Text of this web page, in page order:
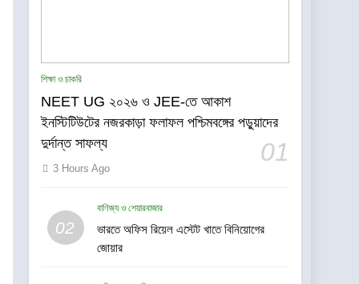
শিক্ষা ও চাকরি
NEET UG ২০২৬ ও JEE-তে আকাশ
ইনস্টিটিউটের নজরকাড়া ফলাফল পশ্চিমবঙ্গের পড়ুয়াদের
দুর্দান্ত সাফল্য
01
3 Hours Ago
02
বাণিজ্য ও শেয়ারবাজার
ভারতে অফিস রিয়েল এস্টেট খাতে বিনিয়োগের
জোয়ার
CenturyPly নিয়ে এল ‘Total